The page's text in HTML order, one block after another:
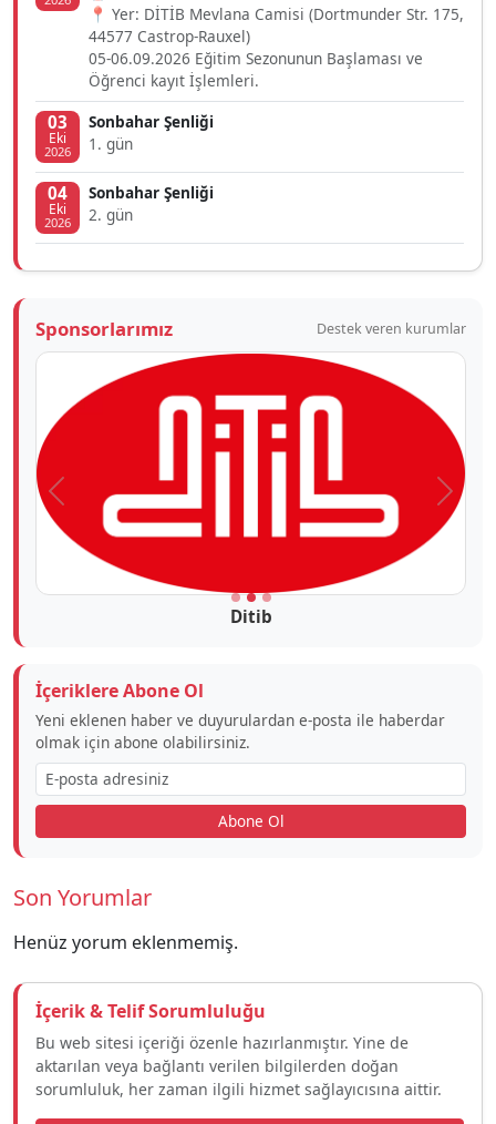
📍 Yer: DİTİB Mevlana Camisi (Dortmunder Str. 175,
44577 Castrop-Rauxel)
05-06.09.2026 Eğitim Sezonunun Başlaması ve
Öğrenci kayıt İşlemleri.
03
Eki
2026
Sonbahar Şenliği
1. gün
04
Eki
2026
Sonbahar Şenliği
2. gün
Sponsorlarımız Destek veren kurumlar
Ditib
Önceki
İçeriklere Abone Ol
Yeni eklenen haber ve duyurulardan e-posta ile haberdar
olmak için abone olabilirsiniz.
Abone Ol
Son Yorumlar
Henüz yorum eklenmemiş.
İçerik & Telif Sorumluluğu
Bu web sitesi içeriği özenle hazırlanmıştır. Yine de
aktarılan veya bağlantı verilen bilgilerden doğan
sorumluluk, her zaman ilgili hizmet sağlayıcısına aittir.